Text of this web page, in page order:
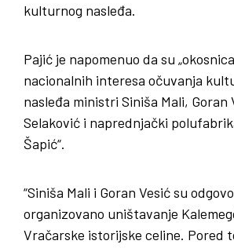
kulturnog nasleđa.
Pajić je napomenuo da su
nacionalnih interesa očuvanja
nasleđa ministri Siniša Mali, Goran
Selaković i naprednjački
Šapić“.
“Siniša Mali i Goran Vesić su
organizovano uništavanje
Vračarske istorijske celine. Pored